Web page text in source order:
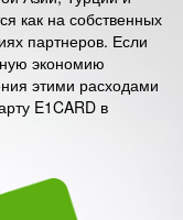
как на собственных
партнеров. Если
экономию
этими расходами
E1CARD в